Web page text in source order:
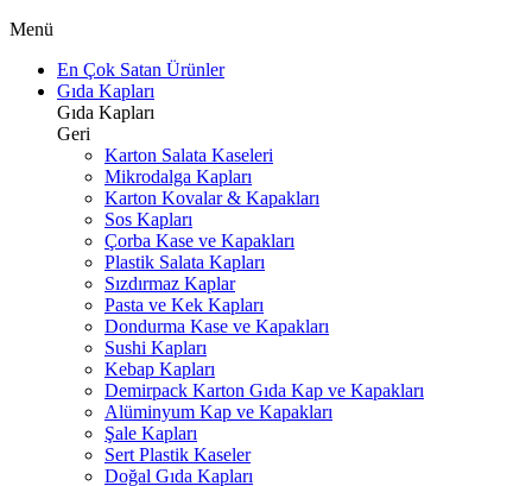
Menü
En Çok Satan Ürünler
Gıda Kapları
Gıda Kapları
Geri
Karton Salata Kaseleri
Mikrodalga Kapları
Karton Kovalar & Kapakları
Sos Kapları
Çorba Kase ve Kapakları
Plastik Salata Kapları
Sızdırmaz Kaplar
Pasta ve Kek Kapları
Dondurma Kase ve Kapakları
Sushi Kapları
Kebap Kapları
Demirpack Karton Gıda Kap ve Kapakları
Alüminyum Kap ve Kapakları
Şale Kapları
Sert Plastik Kaseler
Doğal Gıda Kapları